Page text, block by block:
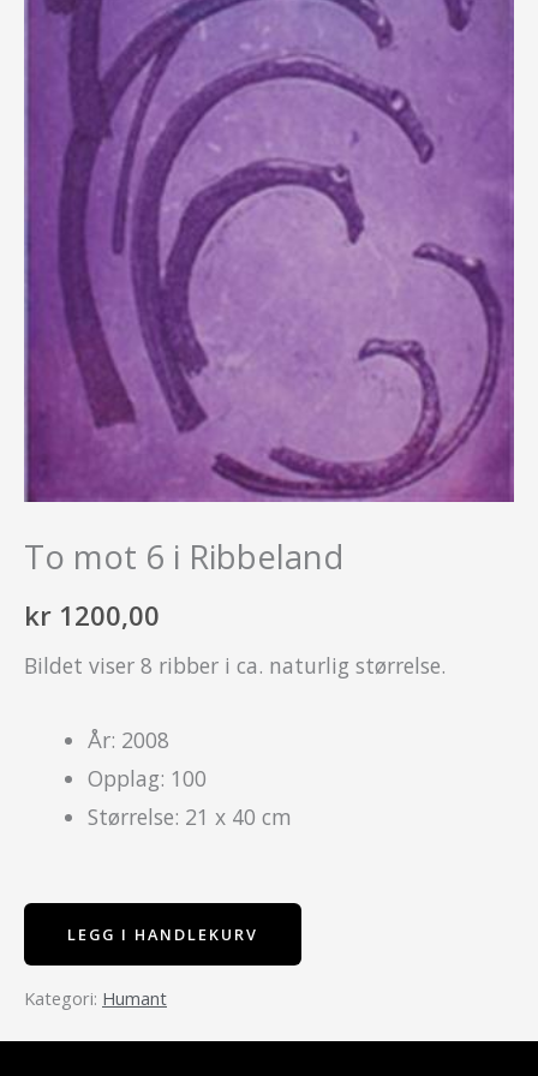
To mot 6 i Ribbeland
kr 1200,00
Bildet viser 8 ribber i ca. naturlig størrelse.
År: 2008
Opplag: 100
Størrelse: 21 x 40 cm
LEGG I HANDLEKURV
Humant